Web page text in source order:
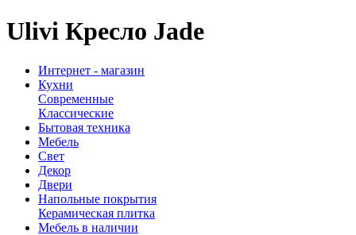
Ulivi Кресло Jade
Интернет - магазин
Кухни
Современные
Классические
Бытовая техника
Мебель
Свет
Декор
Двери
Напольные покрытия
Керамическая плитка
Мебель в наличии